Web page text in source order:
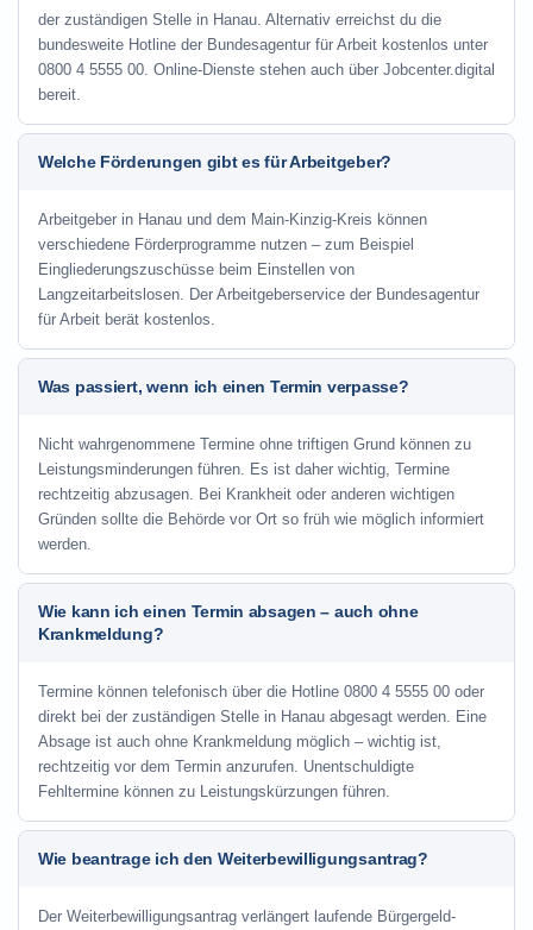
der zuständigen Stelle in Hanau. Alternativ erreichst du die
bundesweite Hotline der Bundesagentur für Arbeit kostenlos unter
0800 4 5555 00. Online-Dienste stehen auch über Jobcenter.digital
bereit.
Welche Förderungen gibt es für Arbeitgeber?
Arbeitgeber in Hanau und dem Main-Kinzig-Kreis können
verschiedene Förderprogramme nutzen – zum Beispiel
Eingliederungszuschüsse beim Einstellen von
Langzeitarbeitslosen. Der Arbeitgeberservice der Bundesagentur
für Arbeit berät kostenlos.
Was passiert, wenn ich einen Termin verpasse?
Nicht wahrgenommene Termine ohne triftigen Grund können zu
Leistungsminderungen führen. Es ist daher wichtig, Termine
rechtzeitig abzusagen. Bei Krankheit oder anderen wichtigen
Gründen sollte die Behörde vor Ort so früh wie möglich informiert
werden.
Wie kann ich einen Termin absagen – auch ohne
Krankmeldung?
Termine können telefonisch über die Hotline 0800 4 5555 00 oder
direkt bei der zuständigen Stelle in Hanau abgesagt werden. Eine
Absage ist auch ohne Krankmeldung möglich – wichtig ist,
rechtzeitig vor dem Termin anzurufen. Unentschuldigte
Fehltermine können zu Leistungskürzungen führen.
Wie beantrage ich den Weiterbewilligungsantrag?
Der Weiterbewilligungsantrag verlängert laufende Bürgergeld-